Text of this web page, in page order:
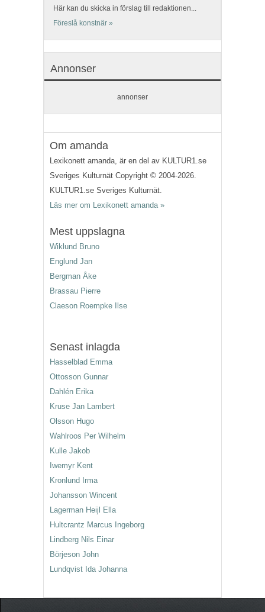
Här kan du skicka in förslag till redaktionen...
Föreslå konstnär »
Annonser
annonser
Om amanda
Lexikonett amanda, är en del av KULTUR1.se
Sveriges Kulturnät Copyright © 2004-2026.
KULTUR1.se Sveriges Kulturnät.
Läs mer om Lexikonett amanda »
Mest uppslagna
Wiklund Bruno
Englund Jan
Bergman Åke
Brassau Pierre
Claeson Roempke Ilse
Senast inlagda
Hasselblad Emma
Ottosson Gunnar
Dahlén Erika
Kruse Jan Lambert
Olsson Hugo
Wahlroos Per Wilhelm
Kulle Jakob
Iwemyr Kent
Kronlund Irma
Johansson Wincent
Lagerman Heijl Ella
Hultcrantz Marcus Ingeborg
Lindberg Nils Einar
Börjeson John
Lundqvist Ida Johanna